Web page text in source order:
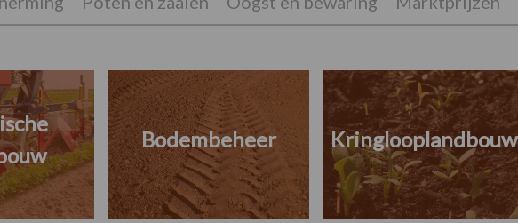
Bodembeheer Kringlooplandbouw